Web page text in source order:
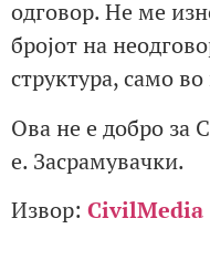
одговор. Не ме
бројот на
структура, само
Ова не е добро за
е. Засрамувачки.
Извор: CivilMedia